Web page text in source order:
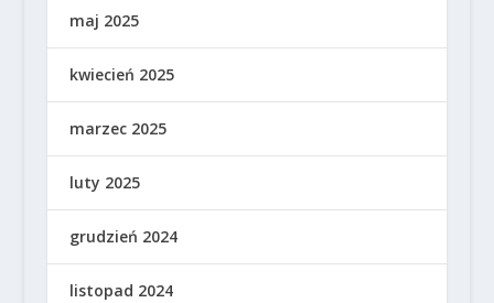
maj 2025
kwiecień 2025
marzec 2025
luty 2025
grudzień 2024
listopad 2024